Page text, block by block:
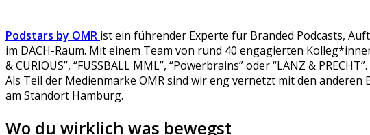
Podstars by OMR ist ein führender Experte für Branded Podcasts,
im DACH-Raum. Mit einem Team von rund 40 engagierten
& CURIOUS”, “FUSSBALL MML”, “Powerbrains” oder “LANZ & PRECHT”.
Als Teil der Medienmarke OMR sind wir eng vernetzt mit den
am Standort Hamburg.
Wo du wirklich was bewegst